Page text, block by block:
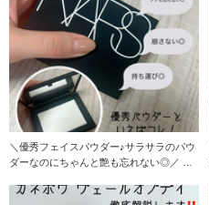
＼優秀フェイスパウダー♪サラサラのパウ
ダーなのにちゃんと艶も忘れない◎／ 絶